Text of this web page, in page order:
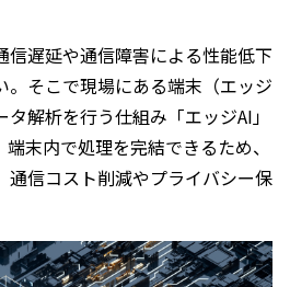
信遅延や通信障害による性能低下
。そこで現場にある端末（エッジ
解析を行う仕組み「エッジAI」
末内で処理を完結できるため、
通信コスト削減やプライバシー保